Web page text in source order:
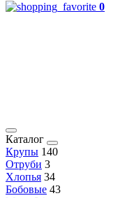
0
Каталог
Крупы 140
Отруби 3
Хлопья 34
Бобовые 43